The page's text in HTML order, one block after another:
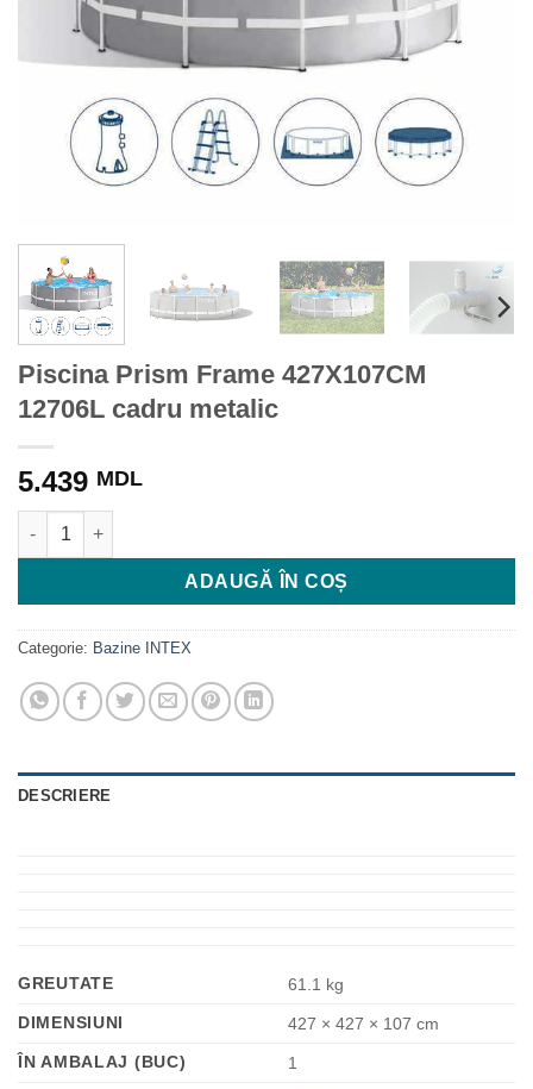
Piscina Prism Frame 427X107CM
12706L cadru metalic
5.439 MDL
Cantitate Piscina Prism Frame 427X107CM 12706L cadru
ADAUGĂ ÎN COȘ
Categorie: Bazine INTEX
DESCRIERE
GREUTATE
61.1 kg
DIMENSIUNI
427 × 427 × 107 cm
ÎN AMBALAJ (BUC)
1